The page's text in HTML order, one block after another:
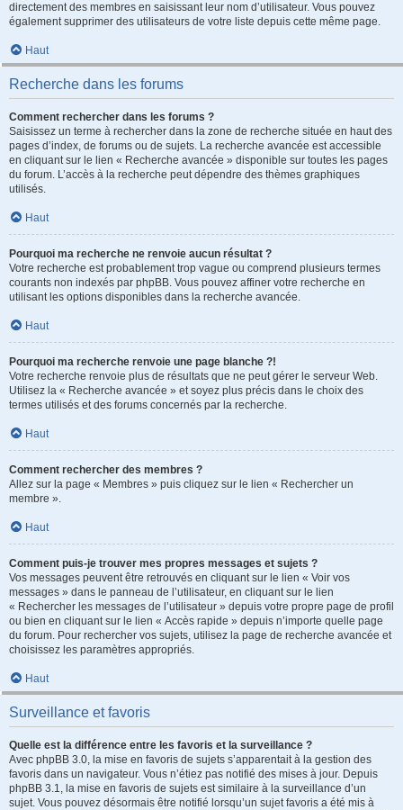
directement des membres en saisissant leur nom d’utilisateur. Vous pouvez
également supprimer des utilisateurs de votre liste depuis cette même page.
Haut
Recherche dans les forums
Comment rechercher dans les forums ?
Saisissez un terme à rechercher dans la zone de recherche située en haut des
pages d’index, de forums ou de sujets. La recherche avancée est accessible
en cliquant sur le lien « Recherche avancée » disponible sur toutes les pages
du forum. L’accès à la recherche peut dépendre des thèmes graphiques
utilisés.
Haut
Pourquoi ma recherche ne renvoie aucun résultat ?
Votre recherche est probablement trop vague ou comprend plusieurs termes
courants non indexés par phpBB. Vous pouvez affiner votre recherche en
utilisant les options disponibles dans la recherche avancée.
Haut
Pourquoi ma recherche renvoie une page blanche ?!
Votre recherche renvoie plus de résultats que ne peut gérer le serveur Web.
Utilisez la « Recherche avancée » et soyez plus précis dans le choix des
termes utilisés et des forums concernés par la recherche.
Haut
Comment rechercher des membres ?
Allez sur la page « Membres » puis cliquez sur le lien « Rechercher un
membre ».
Haut
Comment puis-je trouver mes propres messages et sujets ?
Vos messages peuvent être retrouvés en cliquant sur le lien « Voir vos
messages » dans le panneau de l’utilisateur, en cliquant sur le lien
« Rechercher les messages de l’utilisateur » depuis votre propre page de profil
ou bien en cliquant sur le lien « Accès rapide » depuis n’importe quelle page
du forum. Pour rechercher vos sujets, utilisez la page de recherche avancée et
choisissez les paramètres appropriés.
Haut
Surveillance et favoris
Quelle est la différence entre les favoris et la surveillance ?
Avec phpBB 3.0, la mise en favoris de sujets s’apparentait à la gestion des
favoris dans un navigateur. Vous n’étiez pas notifié des mises à jour. Depuis
phpBB 3.1, la mise en favoris de sujets est similaire à la surveillance d’un
sujet. Vous pouvez désormais être notifié lorsqu’un sujet favoris a été mis à